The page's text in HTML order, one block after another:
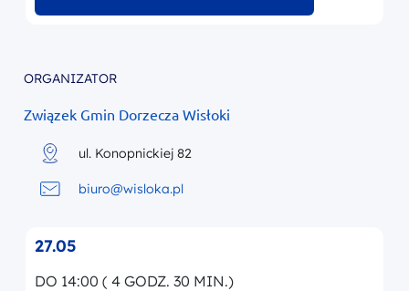
27.05
DO 14:00 ( 4 GODZ. 30 MIN.)
ORGANIZATOR
Związek Gmin Dorzecza Wisłoki
ul. Konopnickiej 82
biuro@wisloka.pl